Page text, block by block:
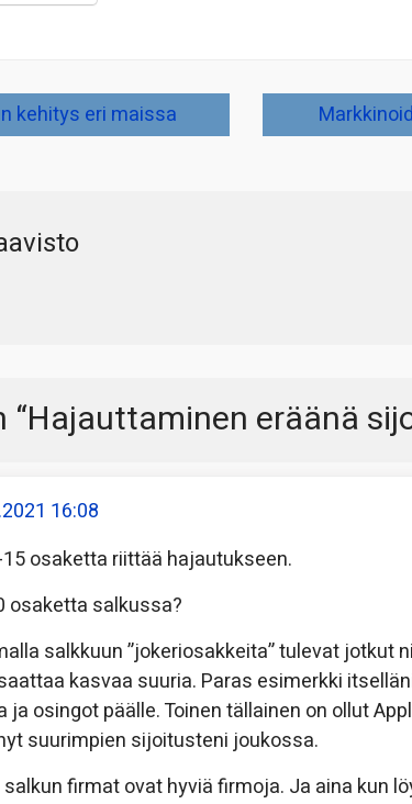
kehitys eri maissa
“Hajauttaminen eräänä
16:08
osaketta riittää hajautukseen.
osaketta salkussa?
salkkuun ”jokeriosakkeita” tulevat jotkut
kasvaa suuria. Paras esimerkki
osingot päälle. Toinen tällainen on ollut
suurimpien sijoitusteni joukossa.
firmat ovat hyviä firmoja. Ja aina kun